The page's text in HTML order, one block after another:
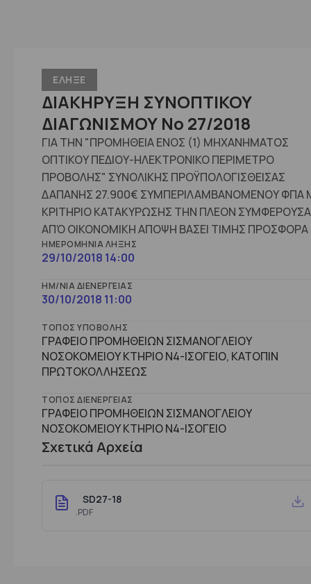
ΕΛΗΞΕ
ΔΙΑΚΗΡΥΞΗ ΣΥΝΟΠΤΙΚΟΥ
ΔΙΑΓΩΝΙΣΜΟΥ Νο 27/2018
ΓΙΑ ΤΗΝ "ΠΡΟΜΗΘΕΙΑ ΕΝΟΣ (1) ΜΗΧΑΝΗΜΑΤΟΣ
ΟΠΤΙΚΟΥ ΠΕΔΙΟΥ-ΗΛΕΚΤΡΟΝΙΚΟ ΠΕΡΙΜΕΤΡΟ
ΠΡΟΒΟΛΗΣ" ΣΥΝΟΛΙΚΗΣ ΠΡΟΫΠΟΛΟΓΙΣΘΕΙΣΑΣ
ΔΑΠΑΝΗΣ 27.900€ ΣΥΜΠΕΡΙΛΑΜΒΑΝΟΜΕΝΟΥ ΦΠΑ
ΚΡΙΤΗΡΙΟ ΚΑΤΑΚΥΡΩΣΗΣ ΤΗΝ ΠΛΕΟΝ ΣΥΜΦΕΡΟΥΣΑ
ΑΠΌ ΟΙΚΟΝΟΜΙΚΗ ΑΠΟΨΗ ΒΑΣΕΙ ΤΙΜΗΣ ΠΡΟΣΦΟΡΑ
ΗΜΕΡΟΜΗΝΊΑ ΛΉΞΗΣ
29/10/2018 14:00
ΗΜ/ΝΊΑ ΔΙΕΝΈΡΓΕΙΑΣ
30/10/2018 11:00
ΤΌΠΟΣ ΥΠΟΒΟΛΉΣ
ΓΡΑΦΕΙΟ ΠΡΟΜΗΘΕΙΩΝ ΣΙΣΜΑΝΟΓΛΕΙΟΥ
ΝΟΣΟΚΟΜΕΙΟΥ ΚΤΗΡΙΟ Ν4-ΙΣΟΓΕΙΟ, ΚΑΤΟΠΙΝ
ΠΡΩΤΟΚΟΛΛΗΣΕΩΣ
ΤΌΠΟΣ ΔΙΕΝΈΡΓΕΙΑΣ
ΓΡΑΦΕΙΟ ΠΡΟΜΗΘΕΙΩΝ ΣΙΣΜΑΝΟΓΛΕΙΟΥ
ΝΟΣΟΚΟΜΕΙΟΥ ΚΤHΡΙΟ Ν4-ΙΣΟΓΕΙΟ
Σχετικά Αρχεία
SD27-18
.PDF